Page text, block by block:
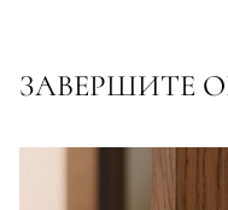
ЗАВЕРШИТЕ